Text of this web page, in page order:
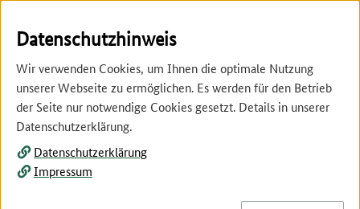
Springe
Hauptnavigation
Springe
InhaltDatenschutzhinweis
Wir verwenden Cookies, um Ihnen die optimale Nutzung
unserer Webseite zu ermöglichen. Es werden für den Betrieb
der Seite nur notwendige Cookies gesetzt. Details in unserer
Datenschutzerklärung.
Datenschutzerklärung
Impressum